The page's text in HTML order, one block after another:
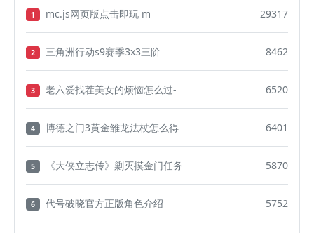
1 mc.js网页版点击即玩 m 29317
2 三角洲行动s9赛季3x3三阶 8462
3 老六爱找茬美女的烦恼怎么过- 6520
4 博德之门3黄金雏龙法杖怎么得 6401
5 《大侠立志传》剿灭摸金门任务 5870
6 代号破晓官方正版角色介绍 5752